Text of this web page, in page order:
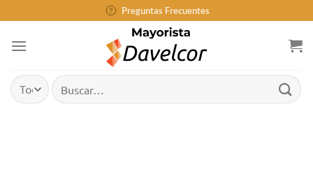
al
contenido
Preguntas Frecuentes
Buscar
por: